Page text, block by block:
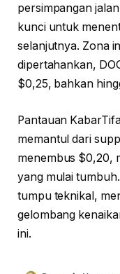
persimpangan
kunci untuk
selanjutnya. Zona
dipertahankan,
$0,25, bahkan
Pantauan
memantul dari
menembus $0,20,
yang mulai
tumpu teknikal,
gelombang
ini.